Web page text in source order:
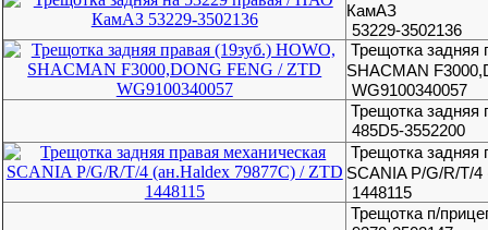
КамАЗ
53229-3502136
Трещотка задняя
SHACMAN
WG9100340057
Трещотка
485D5-3552200
Трещотка задняя
SCANIA P/G/R/T/
1448115
Трещотка п/